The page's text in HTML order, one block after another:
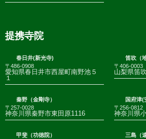
提携寺院
春日井(新光寺)
〒486-0908
愛知県春日井市西屋町南野池５
１
笛吹（
〒406-0003
山梨県笛
秦野（金剛寺）
〒257-0028
神奈川県秦野市東田原1116
国府津(
〒256-0812
神奈川県
甲斐（功徳院）
三島（